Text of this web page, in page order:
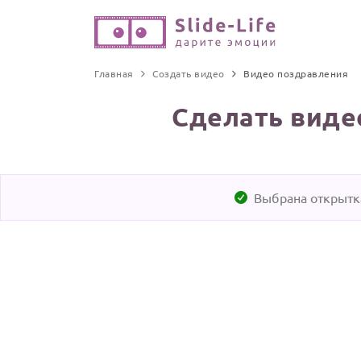
Главная Создать видео Видео поздравления
Сделать
Выбрана